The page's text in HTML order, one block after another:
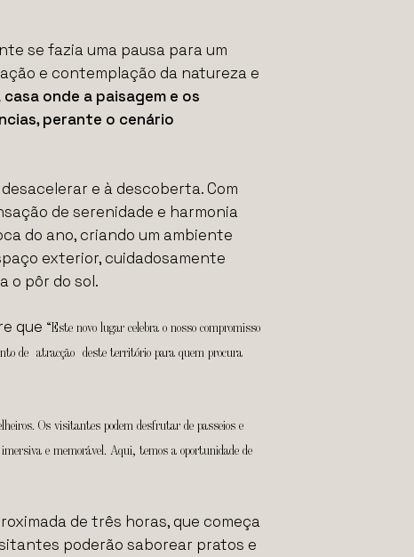
se fazia uma pausa para um
e contemplação da natureza e
casa onde a paisagem e os
perante o cenário
e à descoberta. Com
de serenidade e harmonia
do ano, criando um ambiente
exterior, cuidadosamente
o pôr do sol.
que “Este novo lugar celebra o nosso compromisso
de atracção deste território para quem procura
Os visitantes podem desfrutar de passeios e
e memorável. Aqui, temos a oportunidade de
de três horas, que começa
poderão saborear pratos e